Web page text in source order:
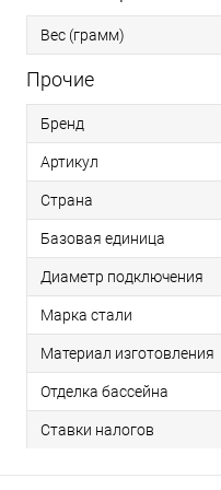
Вес (грамм)
Прочие
Бренд
Артикул
Страна
Базовая единица
Диаметр подключения
Марка стали
Материал изготовления
Отделка бассейна
Ставки налогов